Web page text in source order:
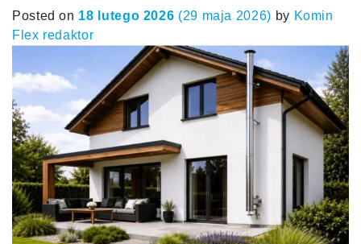
Posted on 18 lutego 2026 (29 maja 2026) by Komin
Flex redaktor